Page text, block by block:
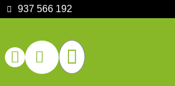
937 566 192